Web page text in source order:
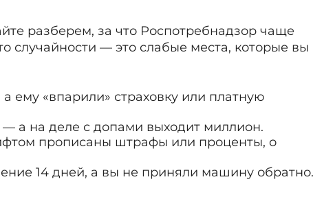
разберем, за что Роспотребнадзор чаще
случайности — это слабые места, которые вы
ему «впарили» страховку или платную
а на деле с допами выходит миллион.
прописаны штрафы или проценты, о
14 дней, а вы не приняли машину обратно.